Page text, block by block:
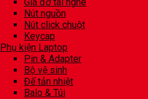
Nút nguồn
Nút click chuột
Keycap
Phụ kiện Laptop
Pin & Adapter
Bộ vệ sinh
Đế tản nhiệt
Balo & Túi